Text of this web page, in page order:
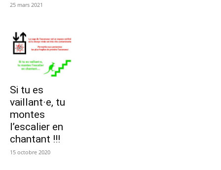
25 mars 2021
Si tu es
vaillant·e, tu
montes
l’escalier en
chantant !!!
15 octobre 2020